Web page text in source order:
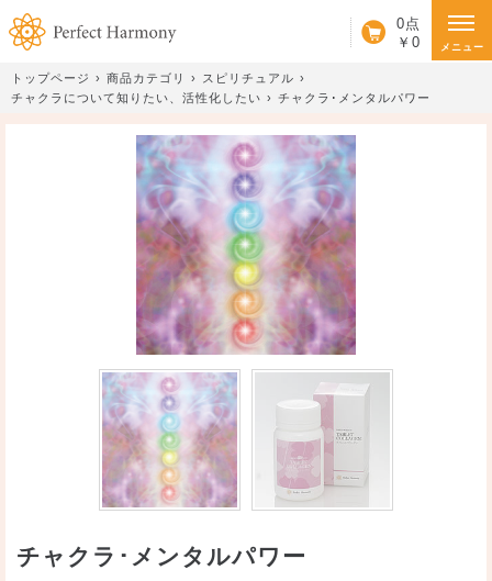
0点
￥0
カート
メニュー
トップページ 商品カテゴリ
スピリチュアル
チャクラについて知りたい、活性化したい
チャクラ･メンタルパワー
チャクラ･メンタルパワー